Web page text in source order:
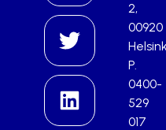
2,
00920
P.
0400-
529
017